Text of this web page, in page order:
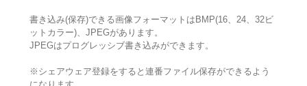
書き込み(保存)できる画像フォーマットはBMP(16、24、32ビ
ットカラー)、JPEGがあります。
JPEGはプログレッシブ書き込みができます。
※シェアウェア登録をすると連番ファイル保存ができるよう